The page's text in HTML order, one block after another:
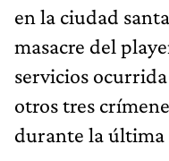
en la ciudad
masacre del
servicios
otros tres
durante la última